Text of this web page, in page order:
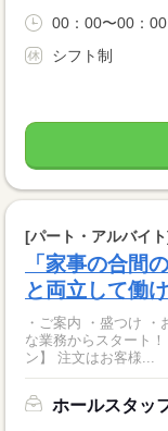
00：00〜00：
シフト制
[パート・アルバイ
「家事の合間
と両立して働
・ご案内 ・盛つけ
な業務からスタート！ 【セルフオーダー導入なので接客がカンタ
ン】 注文はお客様...
ホールスタッ